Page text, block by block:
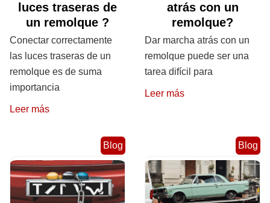
luces traseras de
un remolque ?
Conectar correctamente
las luces traseras de un
remolque es de suma
importancia
Leer más
atrás con un
remolque?
Dar marcha atrás con un
remolque puede ser una
tarea difícil para
Leer más
Blog Blog